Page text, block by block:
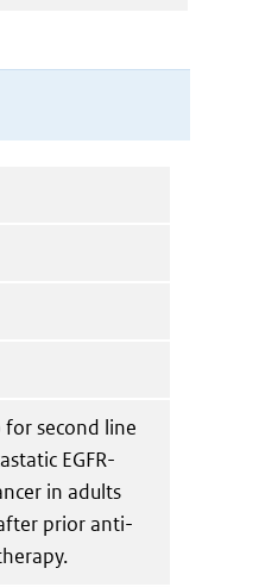
second line
EGFR-
in adults
prior anti-